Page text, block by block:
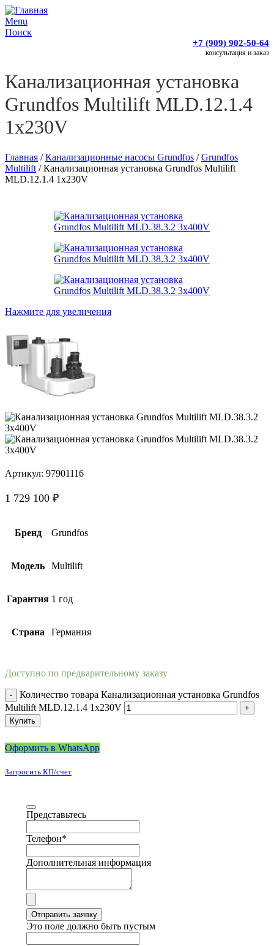
Menu
Поиск
+7 (909) 902-50-64
консультация и заказ
Канализационная установка
Grundfos Multilift MLD.12.1.4
1x230V
Главная /Канализационные насосы Grundfos /Grundfos
Multilift /Канализационная установка Grundfos Multilift
MLD.12.1.4 1x230V
Нажмите для увеличения
Артикул: 97901116
1 729 100 ₽
Бренд Grundfos
Модель Multilift
Гарантия 1 год
Страна Германия
Доступно по предварительному заказу
Количество товара Канализационная установка Grundfos
Multilift MLD.12.1.4 1x230V
Купить
Оформить в WhatsApp
Запросить КП/счет
Представьтесь
Телефон*
Дополнительная информация
Отправить заявку
Это поле должно быть пустым